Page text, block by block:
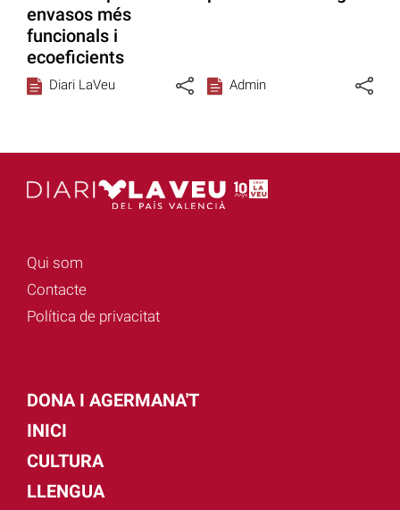
envasos més
funcionals i
ecoeficients
Diari LaVeu Admin
Qui som
Contacte
Política de privacitat
DONA I AGERMANA'T
INICI
CULTURA
LLENGUA